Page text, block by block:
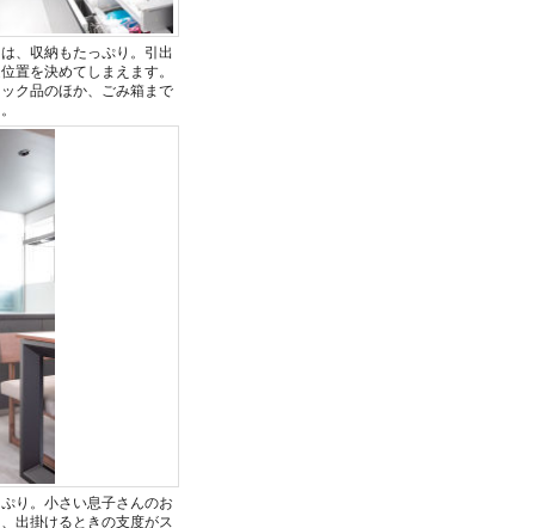
、収納もたっぷり。引出
置を決めてしまえます。
ク品のほか、ごみ箱まで
り。小さい息子さんのお
出掛けるときの支度がス